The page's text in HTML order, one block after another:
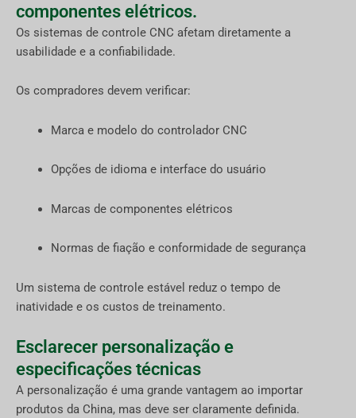
componentes elétricos.
Os sistemas de controle CNC afetam diretamente a
usabilidade e a confiabilidade.
Os compradores devem verificar:
Marca e modelo do controlador CNC
Opções de idioma e interface do usuário
Marcas de componentes elétricos
Normas de fiação e conformidade de segurança
Um sistema de controle estável reduz o tempo de
inatividade e os custos de treinamento.
Esclarecer personalização e
especificações técnicas
A personalização é uma grande vantagem ao importar
produtos da China, mas deve ser claramente definida.